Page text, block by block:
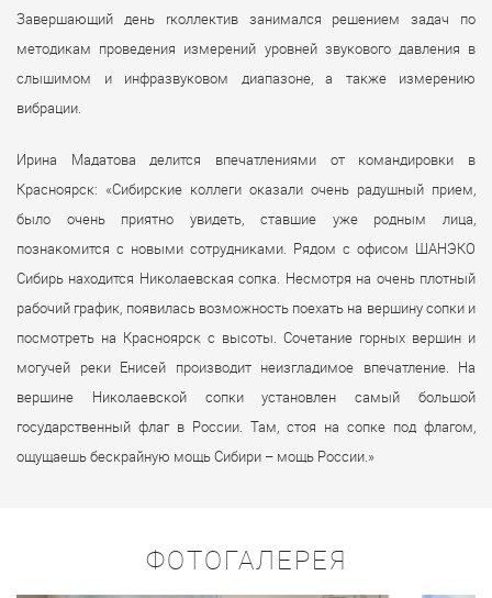
Завершающий день rколлектив занимался решением задач по
методикам проведения измерений уровней звукового давления в
слышимом и инфразвуковом диапазоне, а также измерению
вибрации.
Ирина Мадатова делится впечатлениями от командировки в
Красноярск: «Сибирские коллеги оказали очень радушный прием,
было очень приятно увидеть, ставшие уже родным лица,
познакомится с новыми сотрудниками. Рядом с офисом ШАНЭКО
Сибирь находится Николаевская сопка. Несмотря на очень плотный
рабочий график, появилась возможность поехать на вершину сопки и
посмотреть на Красноярск с высоты. Сочетание горных вершин и
могучей реки Енисей производит неизгладимое впечатление. На
вершине Николаевской сопки установлен самый большой
государственный флаг в России. Там, стоя на сопке под флагом,
ощущаешь бескрайную мощь Сибири – мощь России.»
ФОТОГАЛЕРЕЯ